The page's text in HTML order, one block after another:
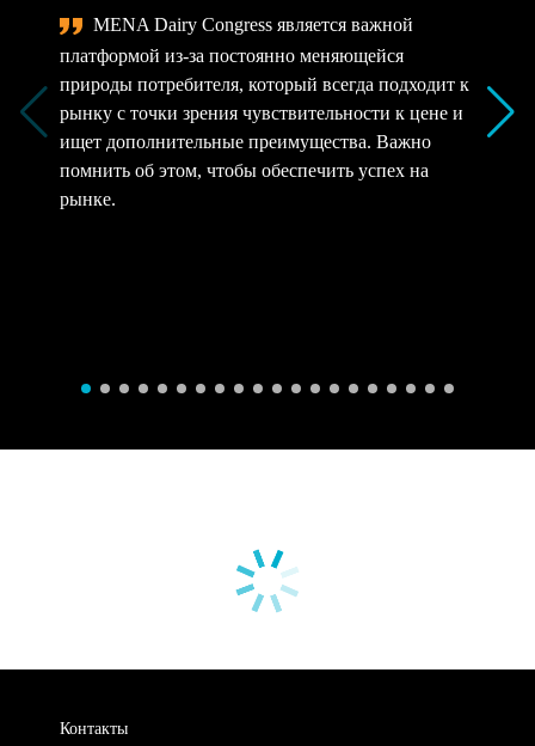
MENA Dairy Congress является важной
платформой из-за постоянно меняющейся
природы потребителя, который всегда подходит к
рынку с точки зрения чувствительности к цене и
ищет дополнительные преимущества. Важно
помнить об этом, чтобы обеспечить успех на
рынке.
Контакты